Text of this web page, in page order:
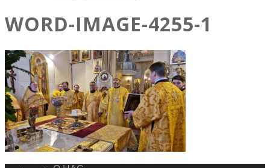
WORD-IMAGE-4255-1